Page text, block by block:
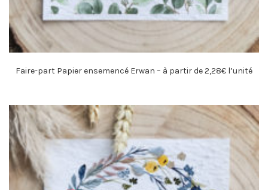
Faire-part Papier ensemencé Erwan – à partir de 2,28€ l’unité